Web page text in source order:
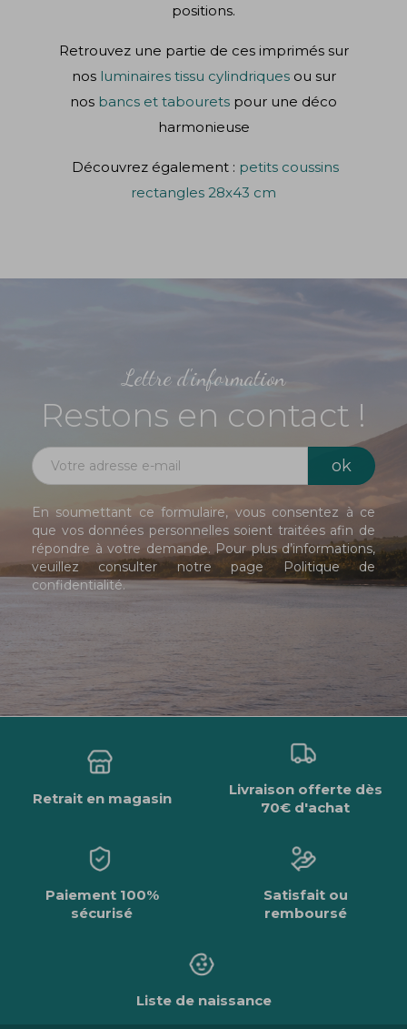
positions.
Retrouvez une partie de ces imprimés sur
nos luminaires tissu cylindriquesou sur
nos bancs et tabourets pour une déco
harmonieuse
Découvrez également : petits coussins
rectangles 28x43 cm
Lettre d'information
Restons en contact !
En soumettant ce formulaire, vous consentez à ce
que vos données personnelles soient traitées afin de
répondre à votre demande. Pour plus d’informations,
veuillez consulter notre page Politique de
confidentialité.
Retrait en magasin
Livraison offerte dès
70€ d'achat
Paiement 100%
sécurisé
Satisfait ou
remboursé
Liste de naissance